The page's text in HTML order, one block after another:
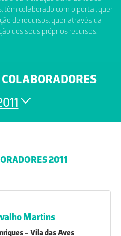
têm colaborado com o portal, quer
de recursos, quer através da
dos seus próprios recursos.
2011
Martins
- Vila das Aves